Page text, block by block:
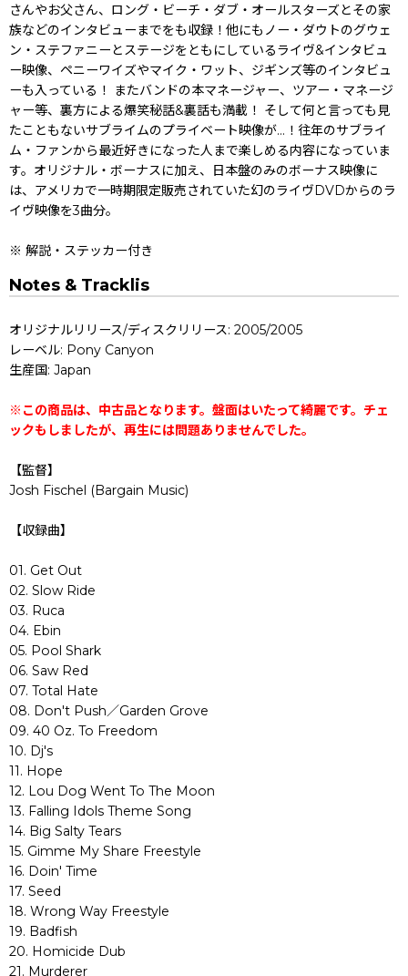
さんやお父さん、ロング・ビーチ・ダブ・オールスターズとその家
族などのインタビューまでをも収録！他にもノー・ダウトのグウェ
ン・ステファニーとステージをともにしているライヴ&インタビュ
ー映像、ペニーワイズやマイク・ワット、ジギンズ等のインタビュ
ーも入っている！ またバンドの本マネージャー、ツアー・マネージ
ャー等、裏方による爆笑秘話&裏話も満載！ そして何と言っても見
たこともないサブライムのプライベート映像が…！往年のサブライ
ム・ファンから最近好きになった人まで楽しめる内容になっていま
す。オリジナル・ボーナスに加え、日本盤のみのボーナス映像に
は、アメリカで一時期限定販売されていた幻のライヴDVDからのラ
イヴ映像を3曲分。
※ 解説・ステッカー付き
Notes & Tracklis
オリジナルリリース/ディスクリリース: 2005/2005
レーベル: Pony Canyon
生産国: Japan
※この商品は、中古品となります。盤面はいたって綺麗です。チェ
ックもしましたが、再生には問題ありませんでした。
【監督】
Josh Fischel (Bargain Music)
【収録曲】
01. Get Out
02. Slow Ride
03. Ruca
04. Ebin
05. Pool Shark
06. Saw Red
07. Total Hate
08. Don't Push／Garden Grove
09. 40 Oz. To Freedom
10. Dj's
11. Hope
12. Lou Dog Went To The Moon
13. Falling Idols Theme Song
14. Big Salty Tears
15. Gimme My Share Freestyle
16. Doin' Time
17. Seed
18. Wrong Way Freestyle
19. Badfish
20. Homicide Dub
21. Murderer